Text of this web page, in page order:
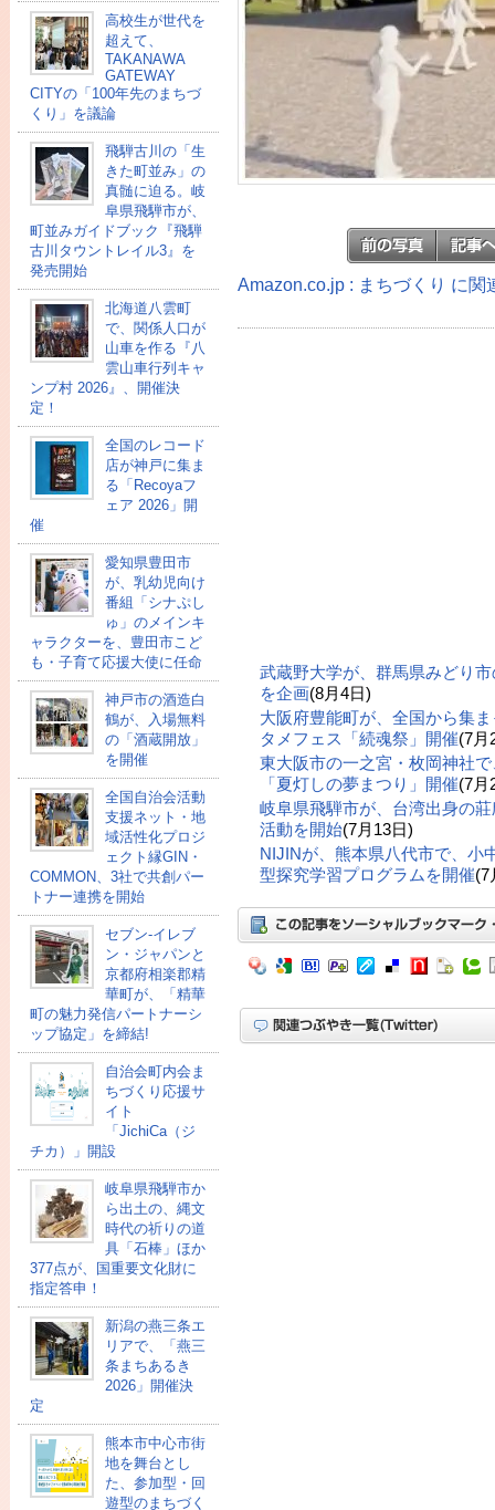
高校⽣が世代を
超えて、
TAKANAWA
GATEWAY
CITYの「100年先のまちづ
くり」を議論
飛騨古川の「生
きた町並み」の
真髄に迫る。岐
阜県飛騨市が、
町並みガイドブック『飛騨
古川タウントレイル3』を
発売開始
北海道八雲町
で、関係人口が
山車を作る『八
雲山車行列キャ
ンプ村 2026』、開催決
定！
全国のレコード
店が神戸に集ま
る「Recoyaフ
ェア 2026」開
催
愛知県豊田市
が、乳幼児向け
番組「シナぷし
ゅ」のメインキ
ャラクターを、豊田市こど
も・子育て応援大使に任命
神戸市の酒造白
鶴が、入場無料
の「酒蔵開放」
を開催
全国自治会活動
支援ネット・地
域活性化プロジ
ェクト縁GIN・
COMMON、3社で共創パー
トナー連携を開始
セブン‐イレブ
ン・ジャパンと
京都府相楽郡精
華町が、「精華
町の魅力発信パートナーシ
ップ協定」を締結!
自治会町内会ま
ちづくり応援サ
イト
「JichiCa（ジ
チカ）」開設
岐阜県飛騨市か
ら出土の、縄文
時代の祈りの道
具「石棒」ほか
377点が、国重要文化財に
指定答申！
新潟の燕三条エ
リアで、「燕三
条まちあるき
2026」開催決
定
熊本市中心市街
地を舞台とし
た、参加型・回
遊型のまちづく
Amazon.co.jp : まちづくり に関
武蔵野大学が、群馬県みどり
を企画(8月4日)
大阪府豊能町が、全国から集
タメフェス「続魂祭」開催(7月
東大阪市の一之宮・枚岡神社
「夏灯しの夢まつり」開催(7月
岐阜県飛騨市が、台湾出身の
活動を開始(7月13日)
NIJINが、熊本県八代市で、小
型探究学習プログラムを開催(7